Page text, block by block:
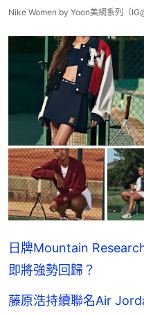
Nike Women by Yoon美網系列（
日牌Mountain
即將強勢回歸？
藤原浩持續聯名Air